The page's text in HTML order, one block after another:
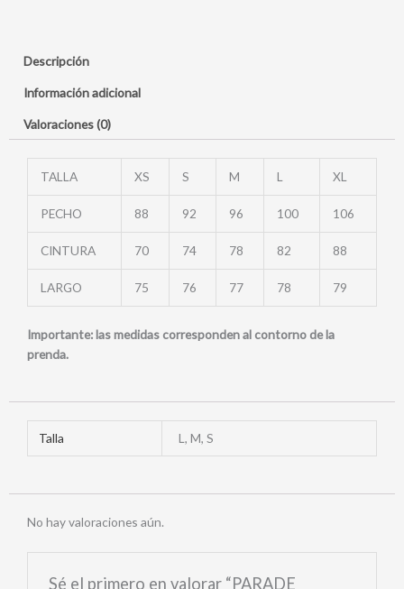
Descripción
Información adicional
Valoraciones (0)
TALLA XS S M L XL
PECHO 88 92 96 100 106
CINTURA 70 74 78 82 88
LARGO 75 76 77 78 79
Importante: las medidas corresponden al contorno de la
prenda.
Talla L, M, S
No hay valoraciones aún.
Sé el primero en valorar “PARADE